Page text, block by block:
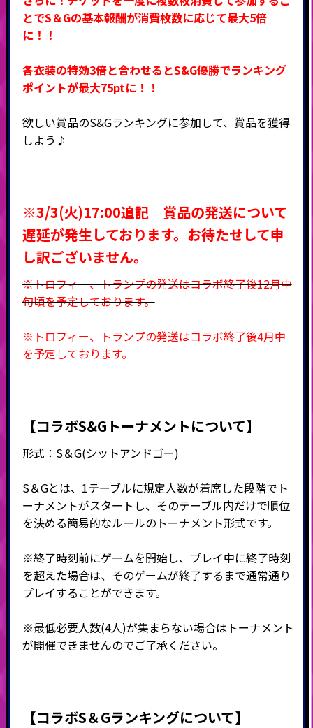
とでS＆Gの基本報酬が消費枚数に応じて最大5倍
に！！
各衣装の特効3倍と合わせるとS&G優勝でランキング
ポイントが最大75ptに！！
欲しい賞品のS&Gランキングに参加して、賞品を獲得
しよう♪
※3/3(火)17:00追記 賞品の発送について
遅延が発生しております。お待たせして申
し訳ございません。
※トロフィー、トランプの発送はコラボ終了後12月中
旬頃を予定しております。
※トロフィー、トランプの発送はコラボ終了後4月中
を予定しております。
【コラボS&Gトーナメントについて】
形式： S＆G(シットアンドゴー)
S＆Gとは、1テーブルに規定人数が着席した段階でト
ーナメントがスタートし、そのテーブル内だけで順位
を決める簡易的なルールのトーナメント形式です。
※終了時刻前にゲームを開始し、プレイ中に終了時刻
を超えた場合は、そのゲームが終了するまで通常通り
プレイすることができます。
※最低必要人数(4人)が集まらない場合はトーナメント
が開催できませんのでご了承ください。
【コラボS＆Gランキングについて】